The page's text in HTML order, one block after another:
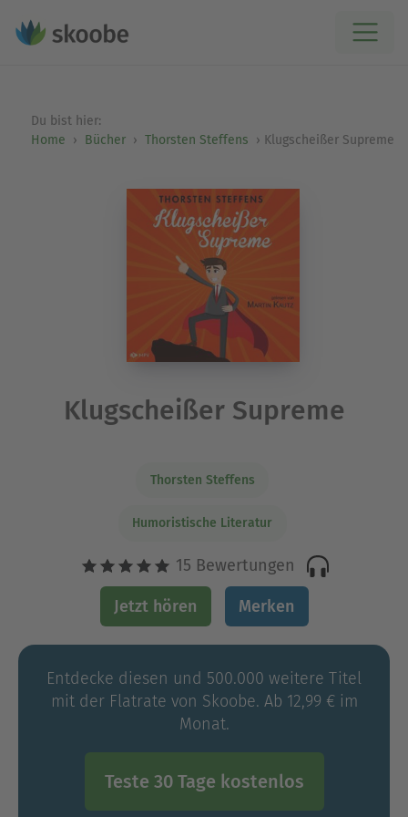
Du bist hier:
Home
Bücher Thorsten Steffens Klugscheißer Supreme
Klugscheißer Supreme
Thorsten Steffens
Humoristische Literatur
15 Bewertungen
Jetzt hören Merken
Entdecke diesen und 500.000 weitere Titel
mit der Flatrate von Skoobe. Ab 12,99 € im
Monat.
Teste 30 Tage kostenlos